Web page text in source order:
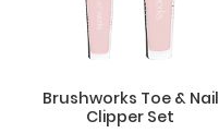
Brushworks Toe & Nail
Clipper Set